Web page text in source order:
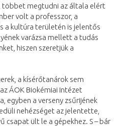
többet megtudni az általa elért
volt a professzor, a
a kultúra területén is jelentős
varázsa mellett a tudás
hiszen szeretjük a
a kísérőtanárok sem
ÁOK Biokémiai Intézet
egyben a verseny zsűrijének
nehézséget az jelentette,
csapat ült le a gépekhez. S – bár